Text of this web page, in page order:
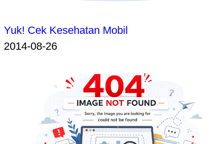
Yuk! Cek Kesehatan Mobil
2014-08-26